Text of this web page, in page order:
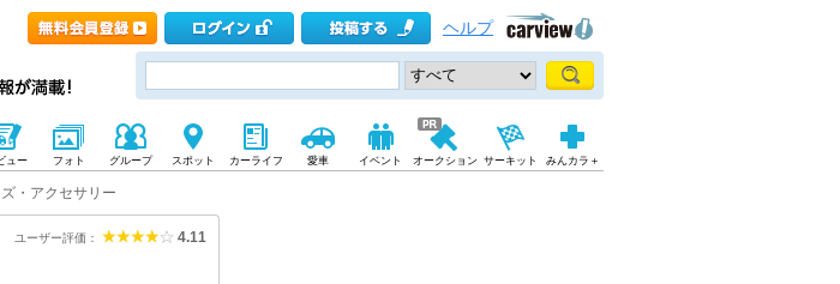
ヘルプ
ュー フォト グループ スポット カーライフ 愛車 イベント オークション サーキット みんカラ＋
・アクセサリー
ユーザー評価： 4.11